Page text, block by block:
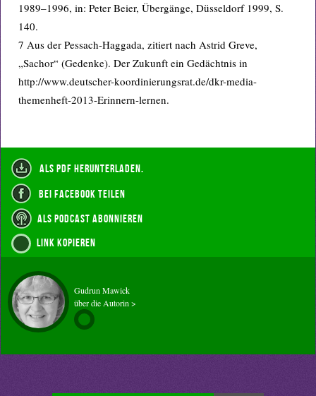
1989–1996, in: Peter Beier, Übergänge, Düsseldorf 1999, S.
140.
7 Aus der Pessach-Haggada, zitiert nach Astrid Greve,
„Sachor“ (Gedenke). Der Zukunft ein Gedächtnis in
http://www.deutscher-koordinierungsrat.de/dkr-media-
themenheft-2013-Erinnern-lernen.
als PDF herunterladen.
bei Facebook teilen
als Podcast abonnieren
Link kopieren
Gudrun Mawick
über die Autorin >